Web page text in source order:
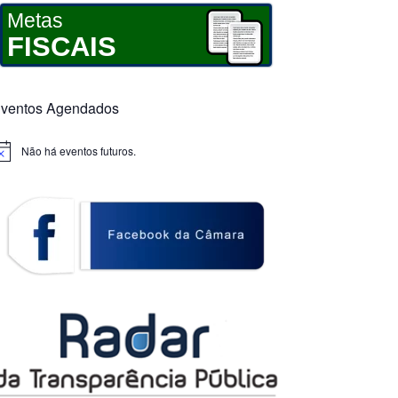
Metas
FISCAIS
Agendados
Não há eventos futuros.